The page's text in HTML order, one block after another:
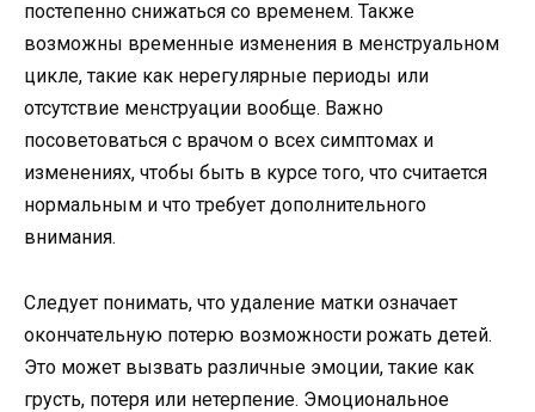
постепенно снижаться со временем. Также
возможны временные изменения в менструальном
цикле, такие как нерегулярные периоды или
отсутствие менструации вообще. Важно
посоветоваться с врачом о всех симптомах и
изменениях, чтобы быть в курсе того, что считается
нормальным и что требует дополнительного
внимания.
Следует понимать, что удаление матки означает
окончательную потерю возможности рожать детей.
Это может вызвать различные эмоции, такие как
грусть, потеря или нетерпение. Эмоциональное